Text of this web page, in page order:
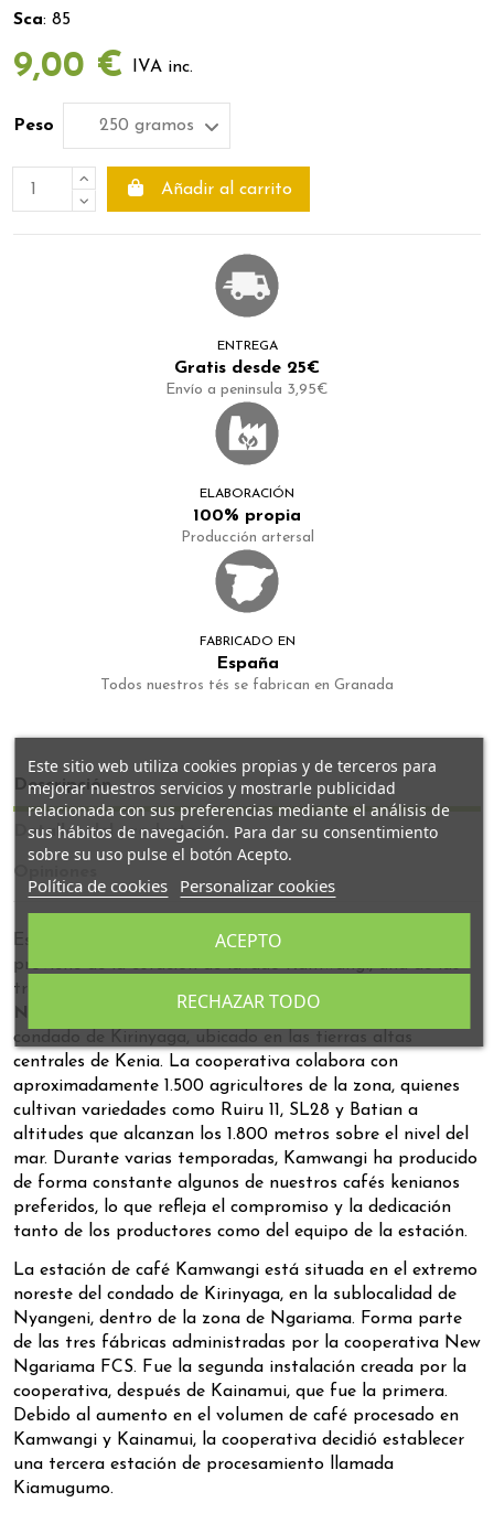
Sca: 85
9,00 € IVA inc.
Peso
Añadir al carrito
ENTREGA
Gratis desde 25€
Envío a peninsula 3,95€
ELABORACIÓN
100% propia
Producción artersal
FABRICADO EN
España
Todos nuestros tés se fabrican en Granada
Descripción
Detalles del producto
Opiniones
Este lote AA de calidad superior, completamente lavado,
proviene de la estación de lavado Kamwangi, una de las
tres instalaciones gestionadas por la cooperativa
Ngariama Farmers Cooperative Society (FCS)
condado de Kirinyaga, ubicado en las tierras altas
centrales de Kenia. La cooperativa colabora con
aproximadamente 1.500 agricultores de la zona, quienes
cultivan variedades como Ruiru 11, SL28 y Batian a
altitudes que alcanzan los 1.800 metros sobre el nivel del
mar. Durante varias temporadas, Kamwangi ha producido
de forma constante algunos de nuestros cafés kenianos
preferidos, lo que refleja el compromiso y la dedicación
tanto de los productores como del equipo de la estación.
La estación de café Kamwangi está situada en el extremo
noreste del condado de Kirinyaga, en la sublocalidad de
Nyangeni, dentro de la zona de Ngariama. Forma parte
de las tres fábricas administradas por la cooperativa New
Ngariama FCS. Fue la segunda instalación creada por la
cooperativa, después de Kainamui, que fue la primera.
Debido al aumento en el volumen de café procesado en
Kamwangi y Kainamui, la cooperativa decidió establecer
una tercera estación de procesamiento llamada
Kiamugumo.
Este sitio web utiliza cookies propias y de terceros para
mejorar nuestros servicios y mostrarle publicidad
relacionada con sus preferencias mediante el análisis de
sus hábitos de navegación. Para dar su consentimiento
sobre su uso pulse el botón Acepto.
Política de cookies Personalizar cookies
RECHAZAR TODO
ACEPTO